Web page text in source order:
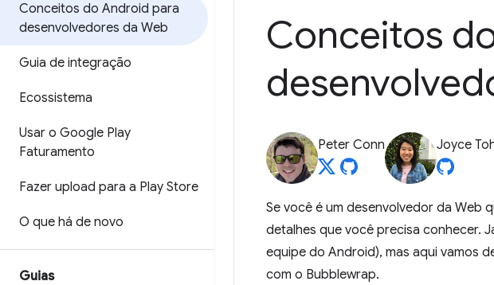
Conceitos do Android para
desenvolvedores da Web
Guia de integração
Ecossistema
Usar o Google Play
Faturamento
Fazer upload para a Play Store
O que há de novo
Guias
Conceitos
Peter Conn Joyce
Se você é um desenvolvedor da Web
detalhes que você precisa conhecer.
equipe do Android), mas aqui vamos
com o Bubblewrap.